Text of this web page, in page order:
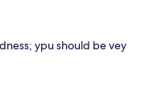
ypu should be vey